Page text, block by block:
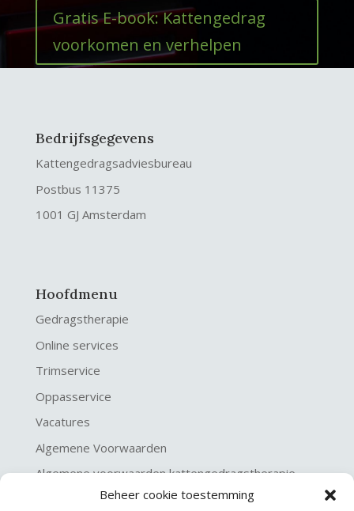
Beheer cookie toestemming
Gratis E-book: Kattengedrag
voorkomen en verhelpen
Bedrijfsgegevens
Kattengedragsadviesbureau
Postbus 11375
1001 GJ Amsterdam
Hoofdmenu
Gedragstherapie
Online services
Trimservice
Oppasservice
Vacatures
Algemene Voorwaarden
Algemene voorwaarden kattengedragstherapie
Privacy verklaring